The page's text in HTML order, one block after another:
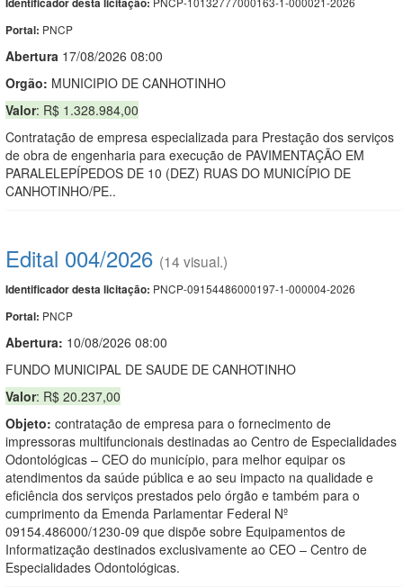
Portal: PNCP
Abertura 17/08/2026 08:00
Orgão: MUNICIPIO DE CANHOTINHO
Valor: R$ 1.328.984,00
Contratação de empresa especializada para Prestação dos serviços
de obra de engenharia para execução de PAVIMENTAÇÃO EM
PARALELEPÍPEDOS DE 10 (DEZ) RUAS DO MUNICÍPIO DE
CANHOTINHO/PE..
Edital 004/2026 (14 visual.)
Identificador desta licitação: PNCP-09154486000197-1-000004-2026
Portal: PNCP
Abertura: 10/08/2026 08:00
FUNDO MUNICIPAL DE SAUDE DE CANHOTINHO
Valor: R$ 20.237,00
Objeto: contratação de empresa para o fornecimento de
impressoras multifuncionais destinadas ao Centro de Especialidades
Odontológicas – CEO do município, para melhor equipar os
atendimentos da saúde pública e ao seu impacto na qualidade e
eficiência dos serviços prestados pelo órgão e também para o
cumprimento da Emenda Parlamentar Federal Nº
09154.486000/1230-09 que dispõe sobre Equipamentos de
Informatização destinados exclusivamente ao CEO – Centro de
Especialidades Odontológicas.